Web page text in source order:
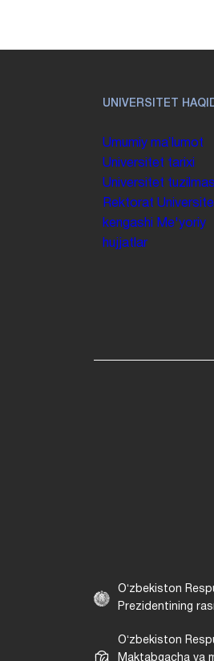
UNIVERSITET
Umumiy maʼlumot
Universitet tarixi
Universitet tuzilmasi
Rektorat
kengashi
Me'yoriy
hujjatlar
Oʻzbekiston
Prezidentining
Oʻzbekiston
Maktabgacha va